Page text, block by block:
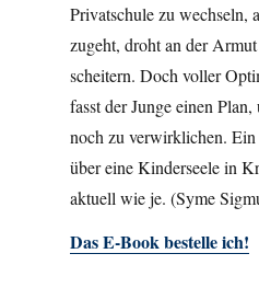
Privatschule zu wechseln,
zugeht, droht an der
scheitern. Doch voller
fasst der Junge einen
noch zu verwirklichen. Ein
über eine Kinderseele in
aktuell wie je. (Syme
Das E-Book bestelle ich!